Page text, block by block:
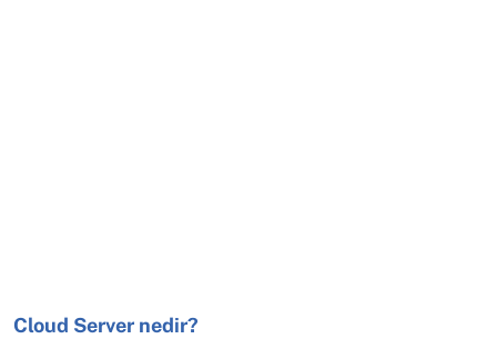
Cloud Server nedir?